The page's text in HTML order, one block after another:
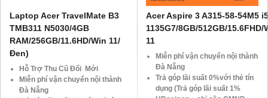
Laptop Acer TravelMate B3
TMB311 N5030/4GB
RAM/256GB/11.6HD/Win 11/
Đen)
Hỗ Trợ Thu Cũ Đổi Mới
Miễn phí vận chuyển nội thành
Đà Nẵng
Acer Aspire 3 A315-58-54M5 i5
1135G7/8GB/512GB/15.6FHD/
11
Miễn phí vận chuyển nội thành
Đà Nẵng
Trả góp lãi suất 0%với thẻ tín
dụng (Trả góp lãi suất 1%